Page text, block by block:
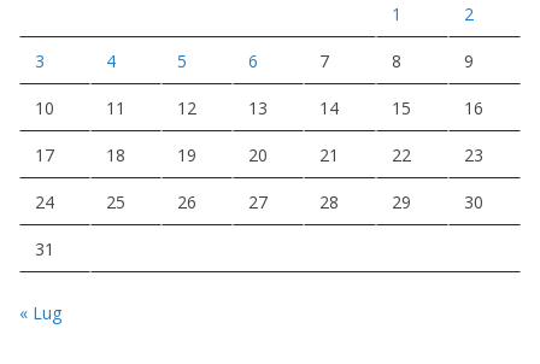
1 2
3 4 5 6 7 8 9
10 11 12 13 14 15 16
17 18 19 20 21 22 23
24 25 26 27 28 29 30
31
« Lug